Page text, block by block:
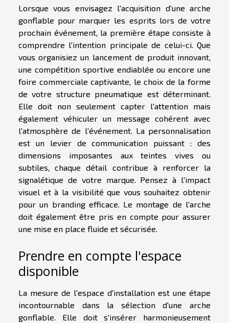
Lorsque vous envisagez l'acquisition d'une arche
gonflable pour marquer les esprits lors de votre
prochain événement, la première étape consiste à
comprendre l'intention principale de celui-ci. Que
vous organisiez un lancement de produit innovant,
une compétition sportive endiablée ou encore une
foire commerciale captivante, le choix de la forme
de votre structure pneumatique est déterminant.
Elle doit non seulement capter l'attention mais
également véhiculer un message cohérent avec
l'atmosphère de l'événement. La personnalisation
est un levier de communication puissant : des
dimensions imposantes aux teintes vives ou
subtiles, chaque détail contribue à renforcer la
signalétique de votre marque. Pensez à l'impact
visuel et à la visibilité que vous souhaitez obtenir
pour un branding efficace. Le montage de l'arche
doit également être pris en compte pour assurer
une mise en place fluide et sécurisée.
Prendre en compte l'espace
disponible
La mesure de l'espace d'installation est une étape
incontournable dans la sélection d'une arche
gonflable. Elle doit s'insérer harmonieusement